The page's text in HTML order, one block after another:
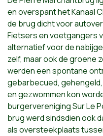
en overspant het Kanaal
de brug dicht voor
Fietsers en voetgangers
alternatief voor de
zelf, maar ook de groene
werden een spontane
gebarbecued,
en gezwommen kon
burgervereniging Sur Le
brug werd sindsdien ook
als oversteekplaats